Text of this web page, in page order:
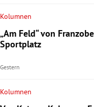
Kolumnen
„Am Feld“ von
Sportplatz
Gestern
Kolumnen